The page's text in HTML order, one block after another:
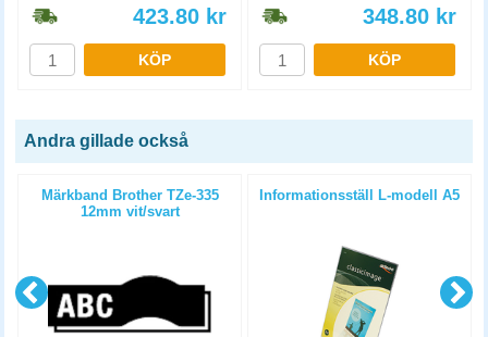
423.80 kr
KÖP
348.80 kr
KÖP
Andra gillade också
Märkband Brother TZe-335
12mm vit/svart
Informationsställ L-modell A5